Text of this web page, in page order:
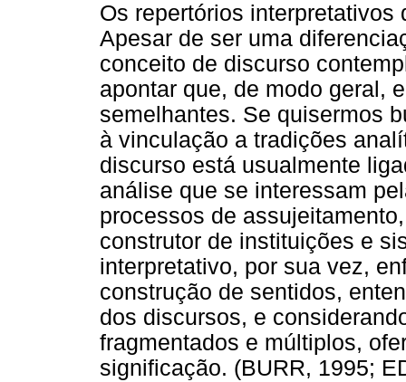
Os repertórios
Apesar de ser uma
conceito de discurso
apontar que, de modo geral,
semelhantes. Se quisermos
à vinculação a tradições
discurso está usualmente
análise que se interessam
processos de
construtor de instituições e
interpretativo, por sua vez,
construção de sentidos,
dos discursos, e
fragmentados e múltiplos,
significação. (BURR, 1995;